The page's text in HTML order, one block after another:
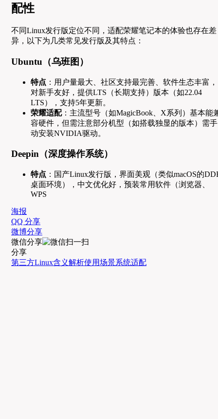
配性
不同Linux发行版定位不同，适配荣耀笔记本的体验也存在差
异，以下为几类常见发行版及其特点：
Ubuntu（乌班图）
特点 ：用户量最大、社区支持最完善、软件生态丰富，
对新手友好，提供LTS（长期支持）版本（如22.04
LTS），支持5年更新。
荣耀适配：主流型号（如MagicBook、X系列）基本能
容硬件，但需注意部分机型（如搭载独显的版本）需手
动安装NVIDIA驱动。
Deepin（深度操作系统）
特点 ：国产Linux发行版，界面美观（类似macOS的
桌面环境），中文优化好，预装常用软件（浏览器、
WPS
海报
QQ 分享
微博分享
微信分享
分享
第三方Linux含义解析使用场景系统适配